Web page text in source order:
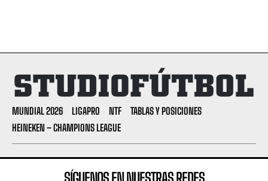
MUNDIAL 2026 LIGAPRO NTF
TABLAS Y POSICIONES
HEINEKEN – CHAMPIONS LEAGUE
SÍGUENOS EN NUESTRAS REDES